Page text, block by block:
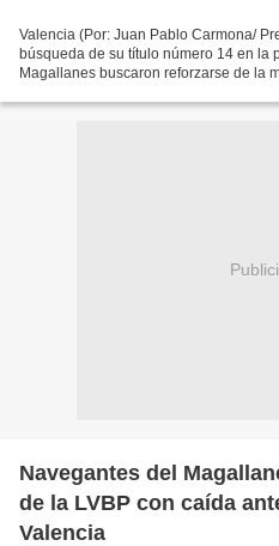
Valencia (Por: Juan Pablo Carmona/
búsqueda de su título número 14 en la
Magallanes buscaron reforzarse de la
Navegantes del
de la LVBP con caída
Valencia